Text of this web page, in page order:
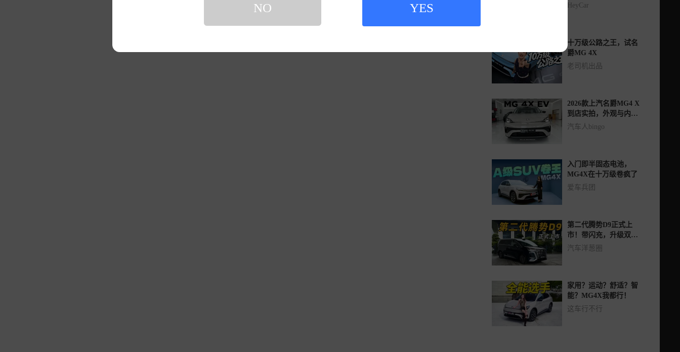
NO YES HeyCar
十万级公路之王，试名
爵MG 4X
老司机出品
2026款上汽名爵MG4 X
到店实拍，外观与内饰
静态体验
汽车人bingo
入门即半固态电池，
MG4X在十万级卷疯了
爱车兵团
第二代腾势D9正式上
市！带闪充，升级双阀
云辇-C！
汽车洋葱圈
家用？运动？舒适？智
能？MG4X我都行！
这车行不行